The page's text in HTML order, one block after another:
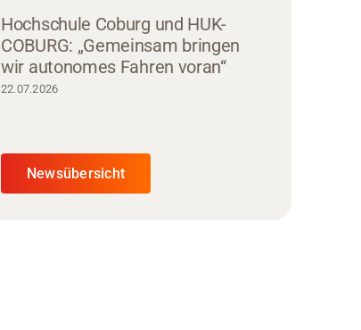
Hochschule Coburg und HUK-
COBURG: „Gemeinsam bringen
wir autonomes Fahren voran“
22.07.2026
Newsübersicht